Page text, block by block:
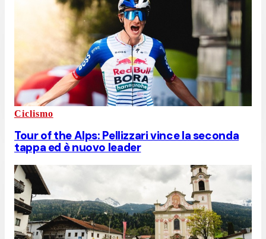
Ciclismo
Tour of the Alps: Pellizzari vince la seconda
tappa ed è nuovo leader